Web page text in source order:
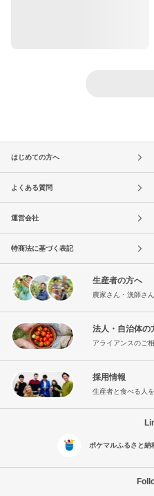
はじめての方へ
よくある質問
運営会社
特商法に基づく表記
生産者の方へ
農家さん・漁師さ
法人・自治体の
アライアンスのご
採用情報
生産者と食べる人
ポケマルふるさと納